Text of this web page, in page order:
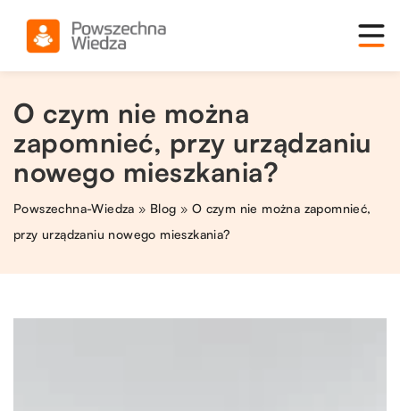
O czym nie można
zapomnieć, przy urządzaniu
nowego mieszkania?
Powszechna-Wiedza » Blog » O czym nie można zapomnieć,
przy urządzaniu nowego mieszkania?